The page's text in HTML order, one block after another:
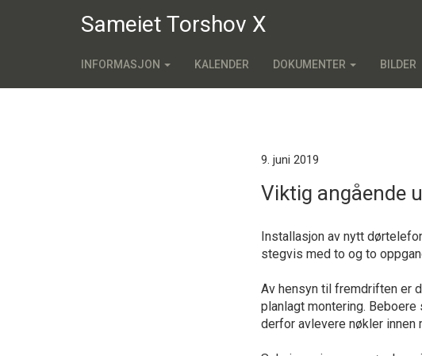
Sameiet Torshov X
INFORMASJON KALENDER DOKUMENTER BILDER
9. juni 2019
Viktig angående
Installasjon av nytt
stegvis med to og to
Av hensyn til fremdriften er
planlagt montering.
derfor avlevere nøkler innen